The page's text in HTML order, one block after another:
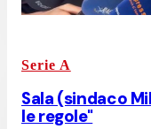
Serie A
Sala (sindaco
le regole"